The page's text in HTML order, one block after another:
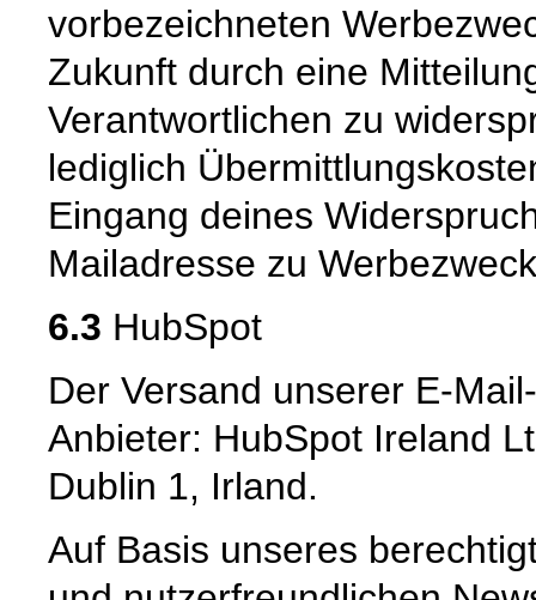
vorbezeichneten
Zukunft durch eine
Verantwortlichen zu
lediglich
Eingang deines
Mailadresse zu
6.3 HubSpot
Der Versand unserer E-
Anbieter: HubSpot Ireland
Dublin 1, Irland.
Auf Basis unseres